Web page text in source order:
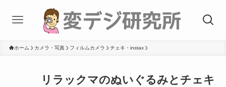
ホーム カメラ・写真 フィルムカメラ チェキ・instax
リラックマのぬいぐるみとチェキ